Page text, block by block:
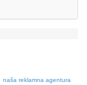
naša reklamna agentura